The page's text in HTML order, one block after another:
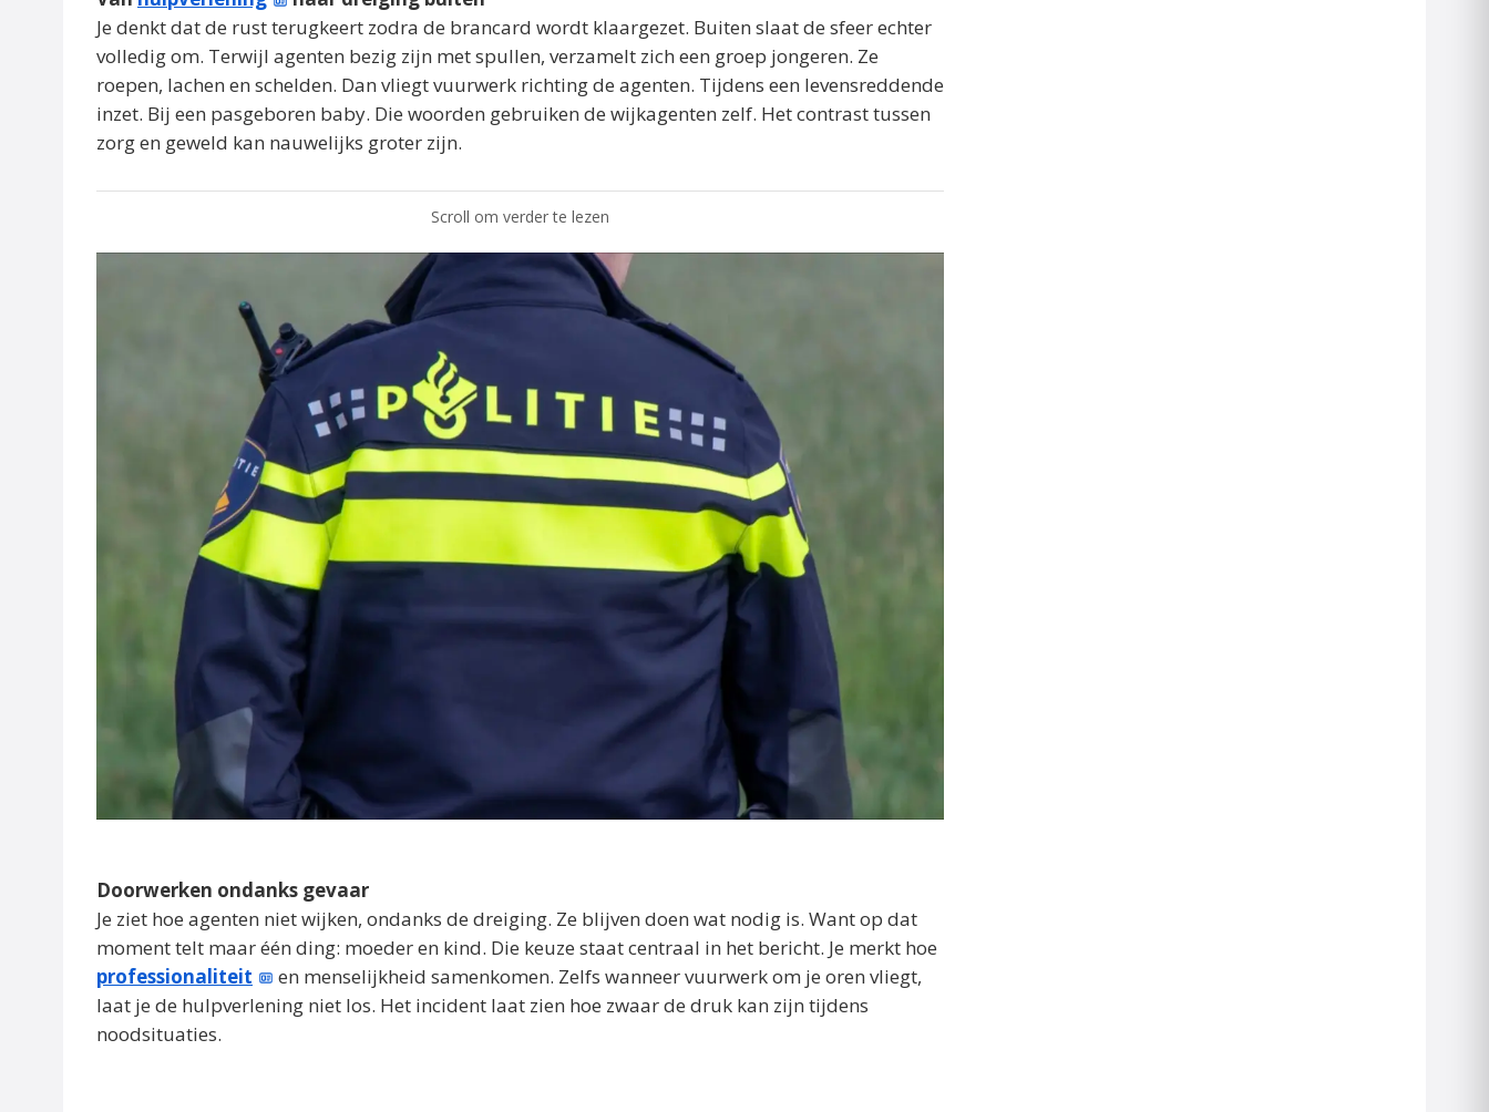
Je denkt dat de rust terugkeert zodra de brancard wordt klaargezet. Buiten slaat de sfeer echter
volledig om. Terwijl agenten bezig zijn met spullen, verzamelt zich een groep jongeren. Ze
roepen, lachen en schelden. Dan vliegt vuurwerk richting de agenten. Tijdens een levensreddende
inzet. Bij een pasgeboren baby. Die woorden gebruiken de wijkagenten zelf. Het contrast tussen
zorg en geweld kan nauwelijks groter zijn.
Scroll om verder te lezen
Doorwerken ondanks gevaar
Je ziet hoe agenten niet wijken, ondanks de dreiging. Ze blijven doen wat nodig is. Want op dat
moment telt maar één ding: moeder en kind. Die keuze staat centraal in het bericht. Je merkt hoe
professionaliteit
en menselijkheid samenkomen. Zelfs wanneer vuurwerk om je oren vliegt,
laat je de hulpverlening niet los. Het incident laat zien hoe zwaar de druk kan zijn tijdens
noodsituaties.